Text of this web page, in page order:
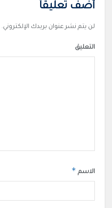
أضف تعليقاً
لن يتم نشر عنوان بريدك الإلكتروني.
التعليق
الاسم *